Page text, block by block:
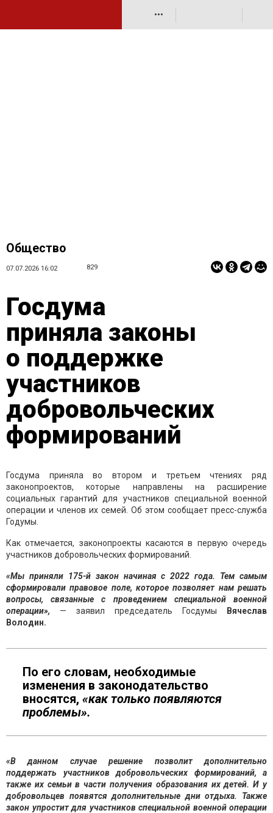
•••
Общество
07.07.2026 16:02 829
Госдума
приняла законы
о поддержке
участников
добровольческих
формирований
Госдума приняла во втором и третьем чтениях ряд
законопроектов, которые направлены на расширение
социальных гарантий для участников специальной военной
операции и членов их семей. Об этом сообщает пресс-служба
Годумы.
Как отмечается, законопроекты касаются в первую очередь
участников добровольческих формирований.
«Мы приняли 175-й закон начиная с 2022 года. Тем самым
сформировали правовое поле, которое позволяет нам решать
вопросы, связанные с проведением специальной военной
операции», — заявил председатель Госдумы Вячеслав
Володин.
По его словам, необходимые
изменения в законодательство
вносятся, «как только появляются
проблемы».
«В данном случае решение позволит дополнительно
поддержать участников добровольческих формирований, а
также их семьи в части получения образования их детей. И у
добровольцев появятся дополнительные дни отдыха. Также
закон упростит для участников специальной военной операции